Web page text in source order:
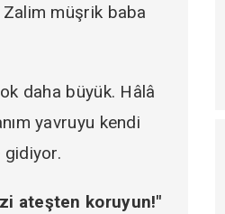
müşrik baba
daha büyük. Hâlâ
yavruyu kendi
gidiyor.
ateşten koruyun!"